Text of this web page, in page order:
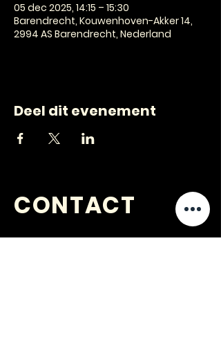
05 dec 2025, 14:15 – 15:30
Barendrecht, Kouwenhoven-Akker 14,
2994 AS Barendrecht, Nederland
Deel dit evenement
CONTACT